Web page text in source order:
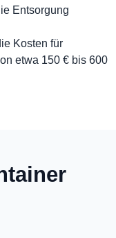
Entsorgung
Kosten für
etwa 150 € bis 600